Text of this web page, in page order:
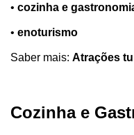
• cozinha e
• enoturismo
Saber mais: Atrações
Cozinha e